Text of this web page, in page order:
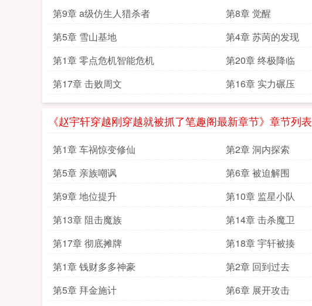
第9章 a级仿生人猎杀者 第8章 觉醒
第5章 雪山基地
第4章 苏苪的发现
第1章 零点危机智能危机
第20章 终极降临
第17章 击败周文
第16章 实力碾压
《赵宇轩穿越刚穿越就被抓了笔趣阁最新章节》章节列表
第1章 车祸惊变修仙 第2章 洞内探索
第5章 亲族嘲讽
第6章 被迫解围
第9章 地位提升
第10章 监星小队
第13章 阻击魔族
第14章 击杀魔卫
第17章 彻底摊牌
第18章 宇轩被揍
第1章 钱财多多神豪
第2章 回到过去
第5章 拜金施计
第6章 展开攻击